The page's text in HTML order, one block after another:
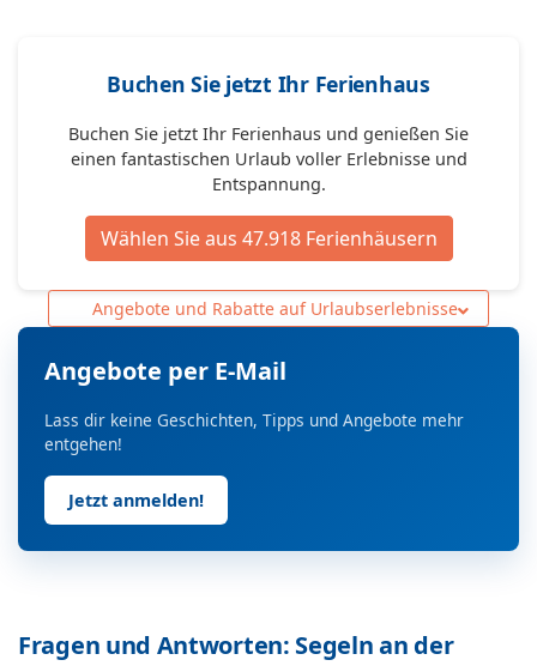
Buchen Sie jetzt Ihr Ferienhaus
Buchen Sie jetzt Ihr Ferienhaus und genießen Sie
einen fantastischen Urlaub voller Erlebnisse und
Entspannung.
Wählen Sie aus 47.918 Ferienhäusern
Angebote und Rabatte auf Urlaubserlebnisse
Angebote per E-Mail
Lass dir keine Geschichten, Tipps und Angebote mehr
entgehen!
Jetzt anmelden!
Fragen und Antworten: Segeln an der